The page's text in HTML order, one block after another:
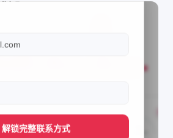
解锁完整联系方式